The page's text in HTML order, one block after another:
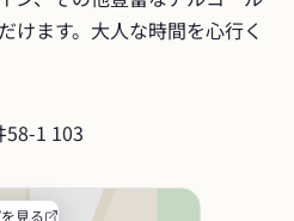
けます。大人な時間を心行く
1 103
見る